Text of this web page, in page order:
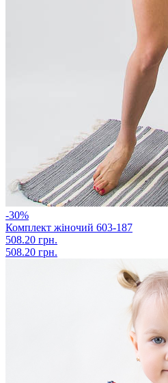
-30%
Комплект жіночий 603-187
508.20 грн.
508.20 грн.